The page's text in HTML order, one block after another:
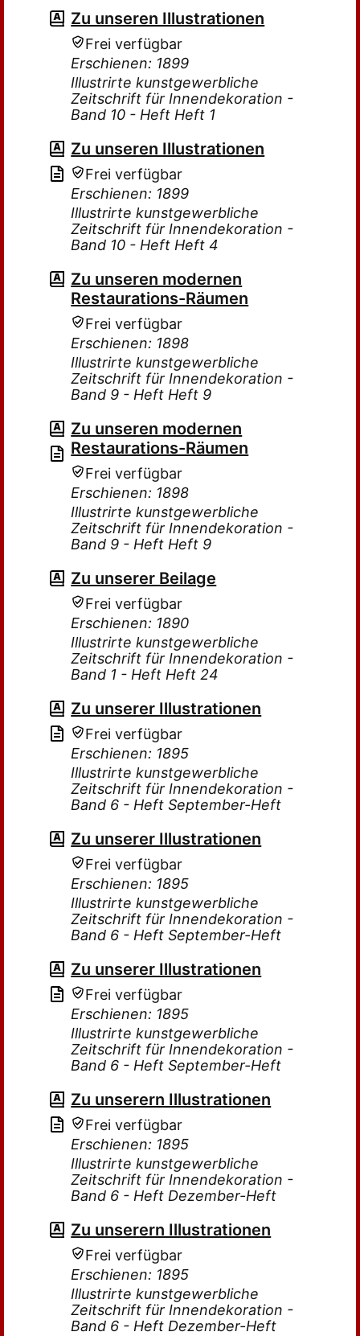
Zu unseren Illustrationen
Frei verfügbar
Erschienen: 1899
Illustrirte kunstgewerbliche
Zeitschrift für Innendekoration -
Band 10 - Heft Heft 1
Zu unseren Illustrationen
Frei verfügbar
Erschienen: 1899
Illustrirte kunstgewerbliche
Zeitschrift für Innendekoration -
Band 10 - Heft Heft 4
Zu unseren modernen
Restaurations-Räumen
Frei verfügbar
Erschienen: 1898
Illustrirte kunstgewerbliche
Zeitschrift für Innendekoration -
Band 9 - Heft Heft 9
Zu unseren modernen
Restaurations-Räumen
Frei verfügbar
Erschienen: 1898
Illustrirte kunstgewerbliche
Zeitschrift für Innendekoration -
Band 9 - Heft Heft 9
Zu unserer Beilage
Frei verfügbar
Erschienen: 1890
Illustrirte kunstgewerbliche
Zeitschrift für Innendekoration -
Band 1 - Heft Heft 24
Zu unserer Illustrationen
Frei verfügbar
Erschienen: 1895
Illustrirte kunstgewerbliche
Zeitschrift für Innendekoration -
Band 6 - Heft September-Heft
Zu unserer Illustrationen
Frei verfügbar
Erschienen: 1895
Illustrirte kunstgewerbliche
Zeitschrift für Innendekoration -
Band 6 - Heft September-Heft
Zu unserer Illustrationen
Frei verfügbar
Erschienen: 1895
Illustrirte kunstgewerbliche
Zeitschrift für Innendekoration -
Band 6 - Heft September-Heft
Zu unserern Illustrationen
Frei verfügbar
Erschienen: 1895
Illustrirte kunstgewerbliche
Zeitschrift für Innendekoration -
Band 6 - Heft Dezember-Heft
Zu unserern Illustrationen
Frei verfügbar
Erschienen: 1895
Illustrirte kunstgewerbliche
Zeitschrift für Innendekoration -
Band 6 - Heft Dezember-Heft